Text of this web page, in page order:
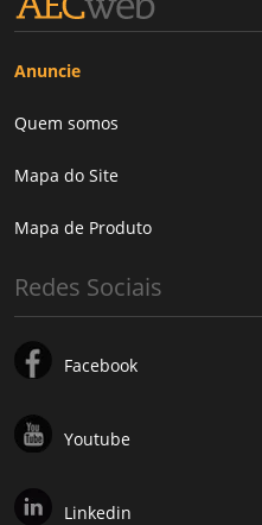
Anuncie
Quem somos
Mapa do Site
Mapa de Produto
Redes Sociais
Facebook
Youtube
Linkedin